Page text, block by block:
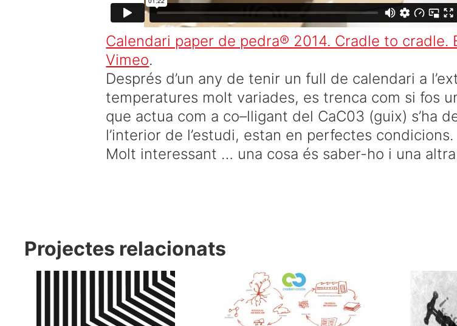
Calendari paper de pedra® 2014. Cradle to cradle.
Vimeo.
Després d’un any de tenir un full de calendari a
temperatures molt variades, es trenca com si fos
que actua com a co–lligant del CaC03 (guix) s’ha
l’interior de l’estudi, estan en perfectes condicions.
Molt interessant … una cosa és saber-ho i una altra
Projectes relacionats